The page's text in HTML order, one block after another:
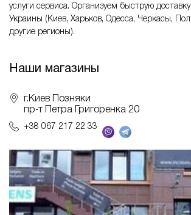
услуги сервиса. Организуем быструю
Украины (Киев, Харьков, Одесса, Черкасы,
другие регионы).
Наши магазины
г.Киев Позняки
пр-т Петра Григоренка 20
+38 067 217 22 33